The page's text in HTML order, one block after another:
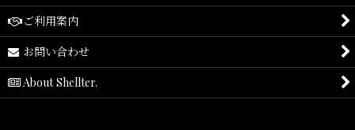
ご利用案内
お問い合わせ
About Shellter.